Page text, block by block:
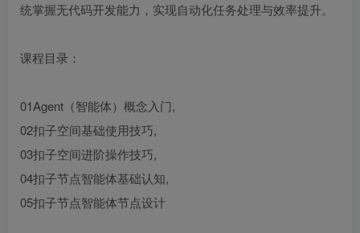
统掌握无代码开发能力，实现自动化任务处理与效率提升。
课程目录：
01Agent（智能体）概念入门,
02扣子空间基础使用技巧,
03扣子空间进阶操作技巧,
04扣子节点智能体基础认知,
05扣子节点智能体节点设计